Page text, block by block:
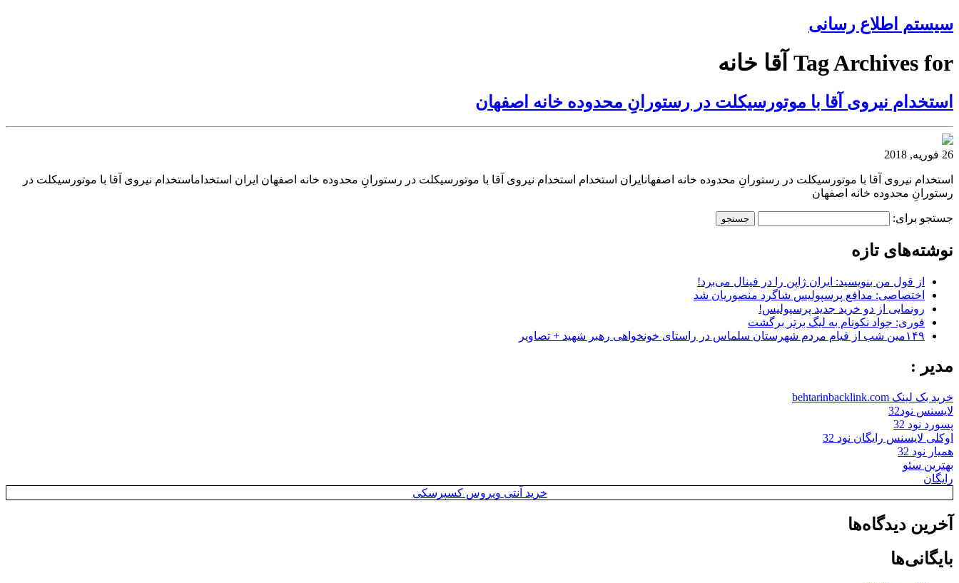
سیستم اطلاع رسانی
Tag Archives for آقا خانه
استخدام نیروی آقا با موتورسیکلت در رستورانِ محدوده خانه اصفهان
26 فوریه, 2018
استخدام نیروی آقا با موتورسیکلت در رستورانِ محدوده خانه اصفهانایران استخدام استخدام نیروی آقا با موتورسیکلت در رستورانِ محدوده خانه اصفهان ایران استخداماستخدام نیروی آقا با موتورسیکلت در
رستورانِ محدوده خانه اصفهان
جستجو برای:
نوشته‌های تازه
از قول من بنویسید: ایران ژاپن را در فینال می‌برد!
اختصاصی: مدافع پرسپولیس شاگرد منصوریان شد
رونمایی از دو خرید جدید پرسپولیس!
فوری: جواد نکونام به لیگ برتر برگشت
۱۴۹مین شب از قیام مردم شهرستان سلماس در راستای خونخواهی رهبر شهید + تصاویر
مدیر :
خرید بک لینک behtarinbacklink.com
لایسنس نود32
پسورد نود 32
اوکلی لایسنس رایگان نود 32
همیار نود 32
بهترین سئو
رایگان
خرید آنتی ویروس کسپرسکی
آخرین دیدگاه‌ها
بایگانی‌ها